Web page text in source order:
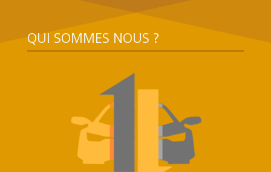
QUI SOMMES NOUS ?